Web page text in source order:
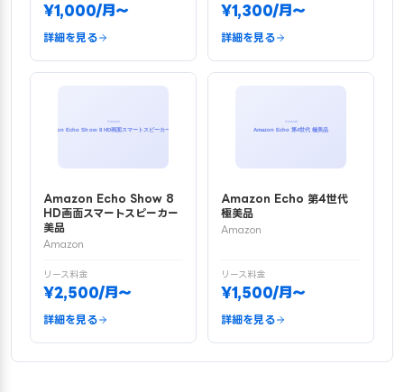
¥1,000/月〜
詳細を見る
¥1,300/月〜
詳細を見る
Amazon Echo Show 8
HD画面スマートスピーカー
美品
Amazon
リース料金
¥2,500/月〜
詳細を見る
Amazon Echo 第4世代
極美品
Amazon
リース料金
¥1,500/月〜
詳細を見る